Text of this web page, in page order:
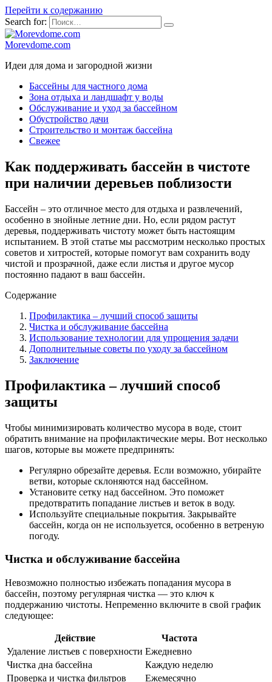
Перейти к содержанию
Search for:
Morevdome.com
Идеи для дома и загородной жизни
Бассейны для частного дома
Зона отдыха и ландшафт у воды
Обслуживание и уход за бассейном
Обустройство дачи
Строительство и монтаж бассейна
Свежее
Как поддерживать бассейн в чистоте
при наличии деревьев поблизости
Бассейн – это отличное место для отдыха и развлечений,
особенно в знойные летние дни. Но, если рядом растут
деревья, поддерживать чистоту может быть настоящим
испытанием. В этой статье мы рассмотрим несколько простых
советов и хитростей, которые помогут вам сохранить воду
чистой и прозрачной, даже если листья и другое мусор
постоянно падают в ваш бассейн.
Содержание
Профилактика – лучший способ защиты
Чистка и обслуживание бассейна
Использование технологии для упрощения задачи
Дополнительные советы по уходу за бассейном
Заключение
Профилактика – лучший способ
защиты
Чтобы минимизировать количество мусора в воде, стоит
обратить внимание на профилактические меры. Вот несколько
шагов, которые вы можете предпринять:
Регулярно обрезайте деревья. Если возможно, убирайте
ветви, которые склоняются над бассейном.
Установите сетку над бассейном. Это поможет
предотвратить попадание листьев и веток в воду.
Используйте специальные покрытия. Закрывайте
бассейн, когда он не используется, особенно в ветреную
погоду.
Чистка и обслуживание бассейна
Невозможно полностью избежать попадания мусора в
бассейн, поэтому регулярная чистка — это ключ к
поддержанию чистоты. Непременно включите в свой график
следующее:
Действие
Частота
Удаление листьев с поверхности Ежедневно
Чистка дна бассейна
Каждую неделю
Проверка и чистка фильтров
Ежемесячно